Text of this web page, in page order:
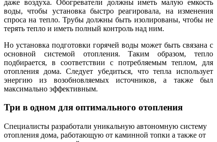
даже воздуха. Обогреватели должны иметь малую емкость
воды, чтобы установка быстро реагировала, на изменения
спроса на тепло. Трубы должны быть изолированы, чтобы не
терять тепло и иметь полный контроль над ним.
Но установка подготовки горячей воды может быть связана с
основной системой отопления. Таким образом, тепло
подбирается, в соответствии с потребляемым теплом, для
отопления дома. Следует убедиться, что тепла использует
энергию из возобновляемых источников, а также был
максимально эффективным.
Три в одном для оптимального отопления
Специалисты разработали уникальную автономную систему
отопления дома, работающую от каминной топки а также от